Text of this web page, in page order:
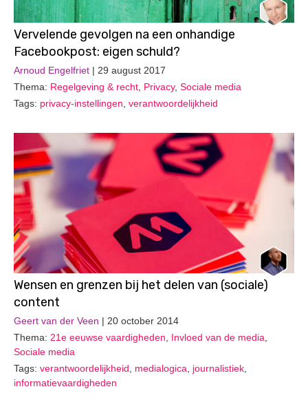
Vervelende gevolgen na een onhandige
Facebookpost: eigen schuld?
Arnoud Engelfriet | 29 august 2017
Thema: Regelgeving & recht Privacy, Sociale media
Tags: privacy-instellingen verantwoordelijkheid
Wensen en grenzen bij het delen van (sociale)
content
Geert van der Veen | 20 october 2014
Thema: 21e eeuwse vaardigheden Invloed van de media
Sociale media
Tags: verantwoordelijkheid medialogica journalistiek
informatievaardigheden